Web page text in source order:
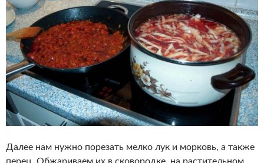
Далее нам нужно порезать мелко лук и морковь, а также